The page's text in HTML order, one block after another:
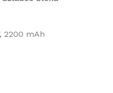
2200 mAh